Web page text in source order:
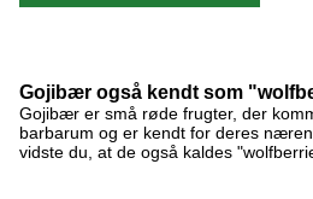
Gojibær også kendt som
Gojibær er små røde frugter, der
barbarum og er kendt for deres
vidste du, at de også kaldes